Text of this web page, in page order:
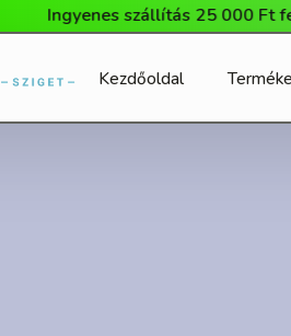
Ingyenes szállítás 25 000 Ft feletti
Kezdőoldal